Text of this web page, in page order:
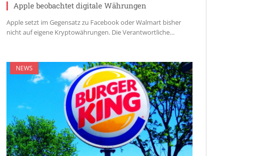
Apple beobachtet digitale Währungen
Apple setzt im Gegensatz zu Facebook oder Walmart bisher
nicht auf eigene Kryptowährungen. Die Verantwortliche…
NEWS